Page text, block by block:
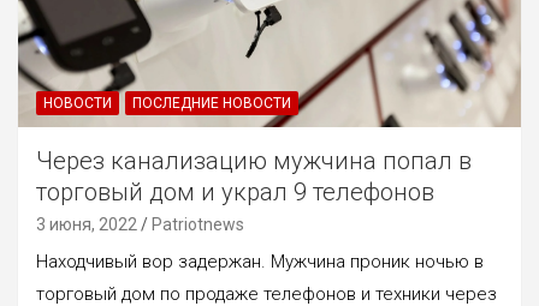
НОВОСТИ ПОСЛЕДНИЕ НОВОСТИ
Через канализацию мужчина попал в
торговый дом и украл 9 телефонов
3 июня, 2022 Patriotnews
Находчивый вор задержан. Мужчина проник ночью в
торговый дом по продаже телефонов и техники через